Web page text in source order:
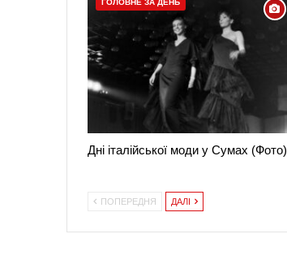
ГОЛОВНЕ ЗА ДЕНЬ
Дні італійської моди у Сумах (Фото)
ПОПЕРЕДНЯ ДАЛІ